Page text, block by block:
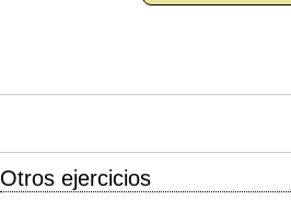
Otros ejercicios